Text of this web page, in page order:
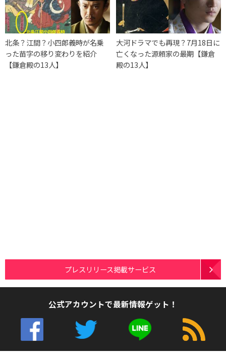
北条？江間？小四郎義時が名乗
った苗字の移り変わりを紹介
【鎌倉殿の13人】
大河ドラマでも再現？7月18日に
亡くなった源頼家の最期【鎌倉
殿の13人】
プレスリリース掲載サービス
公式アカウントで最新情報ゲット！